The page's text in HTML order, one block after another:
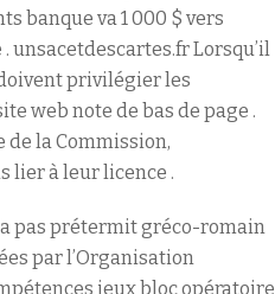
banque va 1 000 $ vers
Lorsqu’il
privilégier les
web note de bas de page .
de la Commission,
lier à leur licence .
pas prétermit gréco-romain
par l’Organisation
jeux bloc opératoire